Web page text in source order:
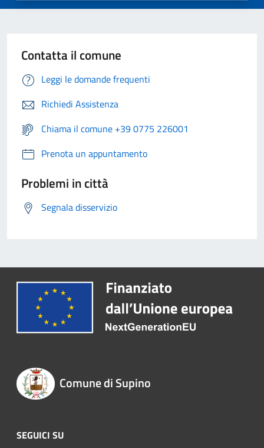
Contatta il comune
Leggi le domande frequenti
Richiedi Assistenza
Chiama il comune +39 0775 226001
Prenota un appuntamento
Problemi in città
Segnala disservizio
Comune di Supino
SEGUICI SU